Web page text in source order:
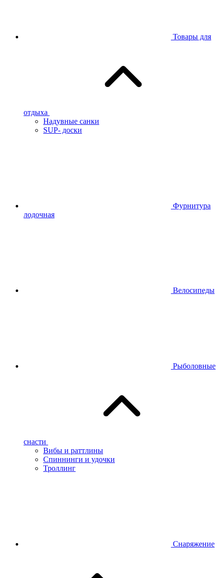
Товары для
отдыха
Надувные санки
SUP- доски
Фурнитура
лодочная
Велосипеды
Рыболовные
снасти
Вибы и раттлины
Спиннинги и удочки
Троллинг
Снаряжение